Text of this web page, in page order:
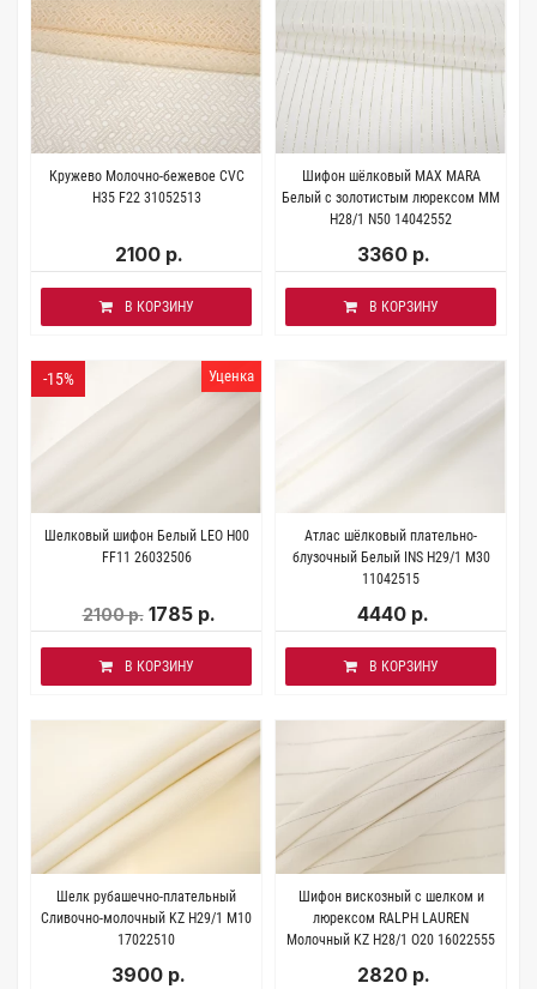
Кружево Молочно-бежевое CVC
H35 F22 31052513
2100 р.
В КОРЗИНУ
Шифон шёлковый MAX MARA
Белый с золотистым люрексом MM
H28/1 N50 14042552
3360 р.
В КОРЗИНУ
Уценка
-15%
Шелковый шифон Белый LEO H00
FF11 26032506
2100 р. 1785 р.
В КОРЗИНУ
Атлас шёлковый плательно-
блузочный Белый INS Н29/1 M30
11042515
4440 р.
В КОРЗИНУ
Шелк рубашечно-плательный
Сливочно-молочный KZ H29/1 M10
17022510
3900 р.
Шифон вискозный с шелком и
люрексом RALPH LAUREN
Молочный KZ H28/1 O20 16022555
2820 р.